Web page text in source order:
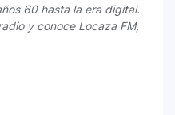
60 hasta la era digital.
y conoce Locaza FM,